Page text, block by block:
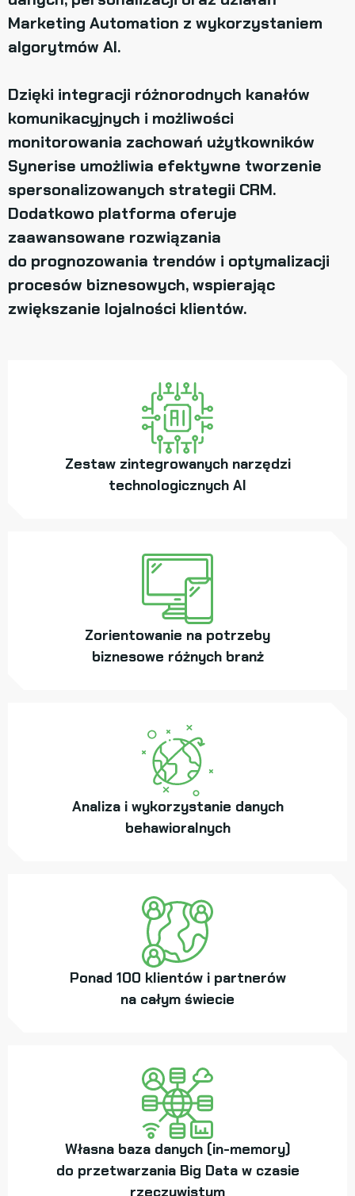
Marketing Automation z wykorzystaniem
algorytmów AI.
Dzięki integracji różnorodnych kanałów
komunikacyjnych i możliwości
monitorowania zachowań użytkowników
Synerise umożliwia efektywne tworzenie
spersonalizowanych strategii CRM.
Dodatkowo platforma oferuje
zaawansowane rozwiązania
do prognozowania trendów i optymalizacji
procesów biznesowych, wspierając
zwiększanie lojalności klientów.
Zestaw zintegrowanych narzędzi
technologicznych AI
Zorientowanie na potrzeby
biznesowe różnych branż
Analiza i wykorzystanie danych
behawioralnych
Ponad 100 klientów i partnerów
na całym świecie
Własna baza danych (in-memory)
do przetwarzania Big Data w czasie
rzeczywistym